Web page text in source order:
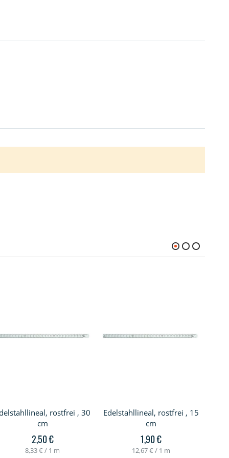
rostfrei , 30
cm
2,50 €
8,33 € / 1 m
Edelstahllineal, rostfrei , 15
cm
1,90 €
12,67 € / 1 m